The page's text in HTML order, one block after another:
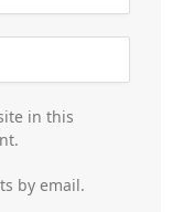
in this
by email.